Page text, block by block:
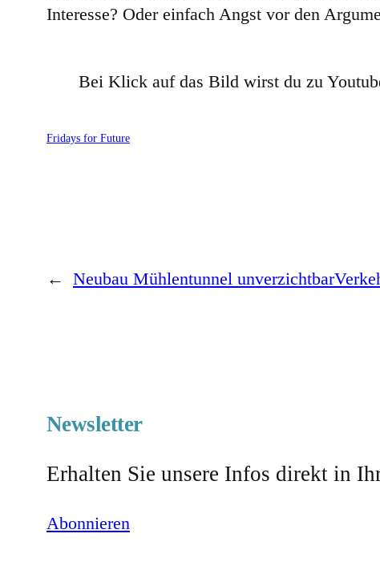
Interesse? Oder einfach Angst vor den
Bei Klick auf das Bild wirst du zu
Fridays for Future
← Neubau Mühlentunnel unverzichtbar
Newsletter
Erhalten Sie unsere Infos direkt in
Abonnieren